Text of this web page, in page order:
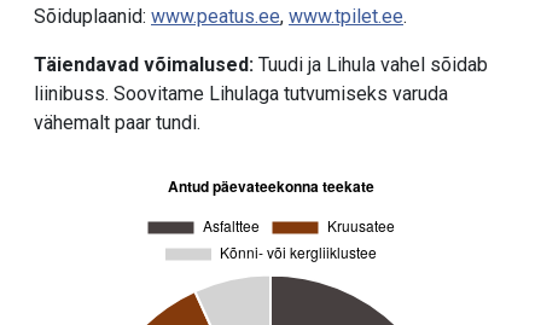
Sõiduplaanid: www.peatus.ee, www.tpilet.ee.
Täiendavad võimalused: Tuudi ja Lihula vahel sõidab
liinibuss. Soovitame Lihulaga tutvumiseks varuda
vähemalt paar tundi.